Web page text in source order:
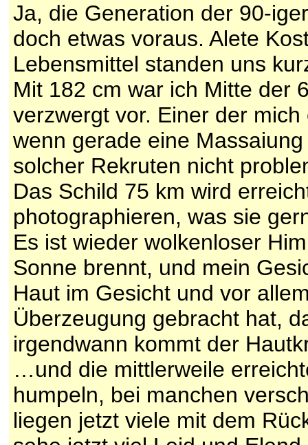
Ja, die Generation der 90-
doch etwas voraus. Alete
Lebensmittel standen uns
Mit 182 cm war ich Mitte der
verzwergt vor. Einer der
wenn gerade eine
solcher Rekruten nicht
Das Schild 75 km wird
photographieren, was sie
Es ist wieder wolkenloser
Sonne brennt, und mein
Haut im Gesicht und vor
Überzeugung gebracht hat,
irgendwann kommt der
…und die mittlerweile
humpeln, bei manchen
liegen jetzt viele mit dem